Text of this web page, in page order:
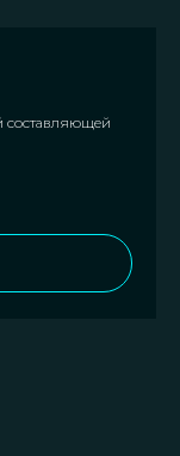
составляющей